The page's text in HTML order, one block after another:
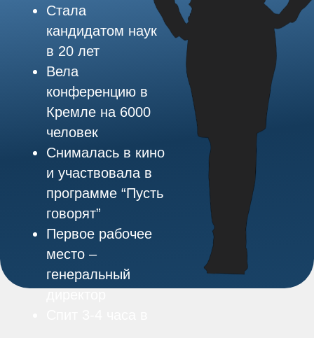
ВСЕ УЧАСТНИКИ
ОНЛАЙН -
КОНФЕРЕНЦИИ
ПОЛУЧАТ
ИМЕННОЙ
СЕРТИФИКАТ: